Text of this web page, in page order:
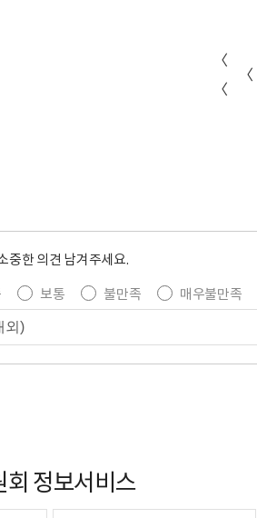
〈
〈
〈
중한 의견 남겨주세요.
보통 불만족
매우불만족
정보서비스